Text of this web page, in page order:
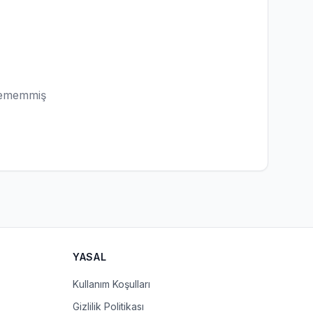
YASAL
Kullanım Koşulları
Gizlilik Politikası